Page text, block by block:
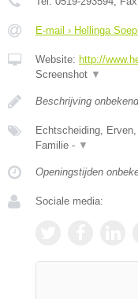
E-mail › Hellinga
Website: http://
Screenshot ▼
Beschrijving onbekend
Echtscheiding,
Familie - ▼
Openingstijden
Sociale media: